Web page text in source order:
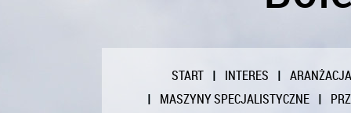
START INTERES
ARANŻACJA
MASZYNY SPECJALISTYCZNE